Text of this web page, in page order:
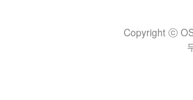
Copyright ⓒ